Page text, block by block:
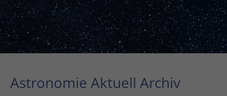
Astronomie Aktuell Archiv